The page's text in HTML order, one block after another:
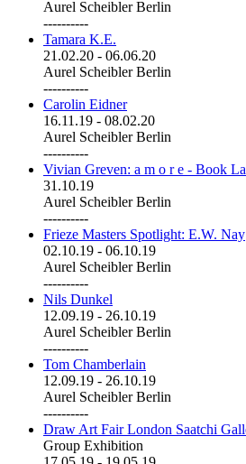
Aurel Scheibler Berlin
----------
Tamara K.E.
21.02.20 - 06.06.20
Aurel Scheibler Berlin
----------
Carolin Eidner
16.11.19 - 08.02.20
Aurel Scheibler Berlin
----------
Vivian Greven: a m o r e - Book
31.10.19
Aurel Scheibler Berlin
----------
Frieze Masters Spotlight: E.W. Nay
02.10.19 - 06.10.19
Aurel Scheibler Berlin
----------
Nils Dunkel
12.09.19 - 26.10.19
Aurel Scheibler Berlin
----------
Tom Chamberlain
12.09.19 - 26.10.19
Aurel Scheibler Berlin
----------
Draw Art Fair London Saatchi
Group Exhibition